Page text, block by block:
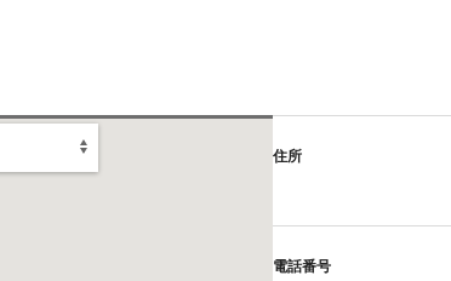
住所
電話番号